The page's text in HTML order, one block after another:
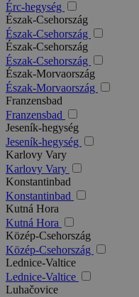
Érc-hegység
Észak-Csehország
Észak-Csehország
Észak-Csehország
Észak-Csehország
Észak-Morvaország
Észak-Morvaország
Franzensbad
Franzensbad
Jeseník-hegység
Jeseník-hegység
Karlovy Vary
Karlovy Vary
Konstantinbad
Konstantinbad
Kutná Hora
Kutná Hora
Közép-Csehország
Közép-Csehország
Lednice-Valtice
Lednice-Valtice
Luhačovice